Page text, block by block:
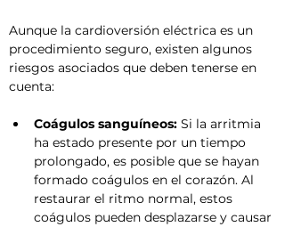
Aunque la cardioversión eléctrica es un
procedimiento seguro, existen algunos
riesgos asociados que deben tenerse en
cuenta:
Coágulos sanguíneos: Si la arritmia
ha estado presente por un tiempo
prolongado, es posible que se hayan
formado coágulos en el corazón. Al
restaurar el ritmo normal, estos
coágulos pueden desplazarse y causar